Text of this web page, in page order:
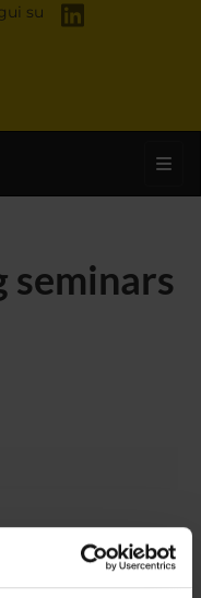
su
Private Law.